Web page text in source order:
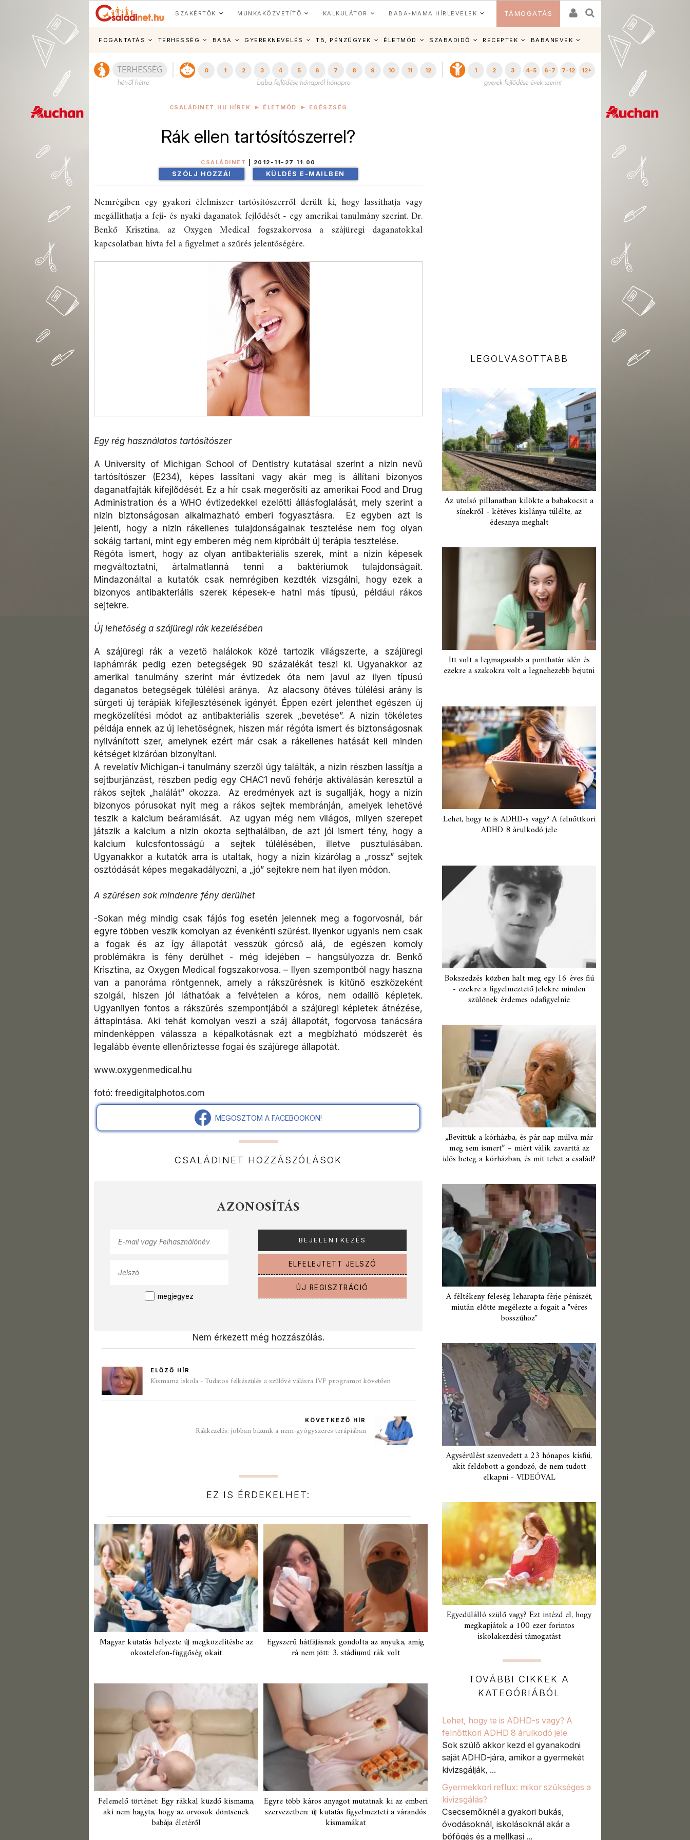
SZAKÉRTŐK MUNKAKÖZVETÍTŐ KALKULÁTOR BABA-MAMA HÍRLEVELEK TÁMOGATÁS
FOGANTATÁS TERHESSÉG BABA GYEREKNEVELÉS TB, PÉNZÜGYEK ÉLETMÓD SZABADIDŐ RECEPTEK BABANEVEK
0 1 2 3 4 5 6 7 8 9 10 11 12 1 2 3 4-5 6-7 7-12 12+
CSALÁDINET.HU HÍREK ÉLETMÓD EGÉSZSÉG
Rák ellen tartósítószerrel?
CSALÁDINET 2012-11-27 11:00
SZÓLJ HOZZÁ! KÜLDÉS E-MAILBEN
Nemrégiben egy gyakori élelmiszer tartósítószerről derült ki, hogy lassíthatja vagy
megállíthatja a feji- és nyaki daganatok fejlődését - egy amerikai tanulmány szerint. Dr.
Benkő Krisztina, az Oxygen Medical fogszakorvosa a szájüregi daganatokkal
kapcsolatban hívta fel a figyelmet a szűrés jelentőségére.
Egy rég használatos tartósítószer
A University of Michigan School of Dentistry kutatásai szerint a nizin nevű
tartósítószer (E234), képes lassítani vagy akár meg is állítani bizonyos
daganatfajták kifejlődését. Ez a hír csak megerősíti az amerikai Food and Drug
Administration és a WHO évtizedekkel ezelőtti állásfoglalását, mely szerint a
nizin biztonságosan alkalmazható emberi fogyasztásra. Ez egyben azt is
jelenti, hogy a nizin rákellenes tulajdonságainak tesztelése nem fog olyan
sokáig tartani, mint egy emberen még nem kipróbált új terápia tesztelése.
Régóta ismert, hogy az olyan antibakteriális szerek, mint a nizin képesek
megváltoztatni, ártalmatlanná tenni a baktériumok tulajdonságait.
Mindazonáltal a kutatók csak nemrégiben kezdték vizsgálni, hogy ezek a
bizonyos antibakteriális szerek képesek-e hatni más típusú, például rákos
sejtekre.
Új lehetőség a szájüregi rák kezelésében
A szájüregi rák a vezető halálokok közé tartozik világszerte, a szájüregi
laphámrák pedig ezen betegségek 90 százalékát teszi ki. Ugyanakkor az
amerikai tanulmány szerint már évtizedek óta nem javul az ilyen típusú
daganatos betegségek túlélési aránya. Az alacsony ötéves túlélési arány is
sürgeti új terápiák kifejlesztésének igényét. Éppen ezért jelenthet egészen új
megközelítési módot az antibakteriális szerek „bevetése”. A nizin tökéletes
példája ennek az új lehetőségnek, hiszen már régóta ismert és biztonságosnak
nyilvánított szer, amelynek ezért már csak a rákellenes hatását kell minden
kétséget kizáróan bizonyítani.
A revelatív Michigan-i tanulmány szerzői úgy találták, a nizin részben lassítja a
sejtburjánzást, részben pedig egy CHAC1 nevű fehérje aktiválásán keresztül a
rákos sejtek „halálát” okozza. Az eredmények azt is sugallják, hogy a nizin
bizonyos pórusokat nyit meg a rákos sejtek membránján, amelyek lehetővé
teszik a kalcium beáramlását. Az ugyan még nem világos, milyen szerepet
játszik a kalcium a nizin okozta sejthalálban, de azt jól ismert tény, hogy a
kalcium kulcsfontosságú a sejtek túlélésében, illetve pusztulásában.
Ugyanakkor a kutatók arra is utaltak, hogy a nizin kizárólag a „rossz” sejtek
osztódását képes megakadályozni, a „jó” sejtekre nem hat ilyen módon.
A szűrésen sok mindenre fény derülhet
-Sokan még mindig csak fájós fog esetén jelennek meg a fogorvosnál, bár
egyre többen veszik komolyan az évenkénti szűrést. Ilyenkor ugyanis nem csak
a fogak és az így állapotát vesszük górcső alá, de egészen komoly
problémákra is fény derülhet - még idejében – hangsúlyozza dr. Benkő
Krisztina, az Oxygen Medical fogszakorvosa. – Ilyen szempontból nagy haszna
van a panoráma röntgennek, amely a rákszűrésnek is kitűnő eszközeként
szolgál, hiszen jól láthatóak a felvételen a kóros, nem odaillő képletek.
Ugyanilyen fontos a rákszűrés szempontjából a szájüregi képletek átnézése,
áttapintása. Aki tehát komolyan veszi a száj állapotát, fogorvosa tanácsára
mindenképpen válassza a képalkotásnak ezt a megbízható módszerét és
legalább évente ellenőriztesse fogai és szájürege állapotát.
www.oxygenmedical.hu
fotó: freedigitalphotos.com
MEGOSZTOM A FACEBOOKON!
CSALÁDINET HOZZÁSZÓLÁSOK
AZONOSÍTÁS
megjegyez
ELFELEJTETT JELSZÓ
ÚJ REGISZTRÁCIÓ
Nem érkezett még hozzászólás.
ELŐZŐ HÍR
Kismama iskola - Tudatos felkészülés a szülővé válásra IVF programot követően
KÖVETKEZŐ HÍR
Rákkezelés: jobban bízunk a nem-gyógyszeres terápiában
EZ IS ÉRDEKELHET:
Magyar kutatás helyezte új megközelítésbe az
okostelefon-függőség okait
Egyszerű hátfájásnak gondolta az anyuka, amíg
rá nem jött: 3. stádiumú rák volt
Felemelő történet: Egy rákkal küzdő kismama,
aki nem hagyta, hogy az orvosok döntsenek
babája életéről
Egyre több káros anyagot mutatnak ki az emberi
szervezetben: új kutatás figyelmezteti a várandós
kismamákat
LEGOLVASOTTABB
Az utolsó pillanatban kilökte a babakocsit a
sínekről - kétéves kislánya túlélte, az
édesanya meghalt
Itt volt a legmagasabb a ponthatár idén és
ezekre a szakokra volt a legnehezebb bejutni
Lehet, hogy te is ADHD-s vagy? A felnőttkori
ADHD 8 árulkodó jele
Bokszedzés közben halt meg egy 16 éves fiú
- ezekre a figyelmeztető jelekre minden
szülőnek érdemes odafigyelnie
„Bevittük a kórházba, és pár nap múlva már
meg sem ismert” – miért válik zavarttá az
idős beteg a kórházban, és mit tehet a család?
A féltékeny feleség leharapta férje péniszét,
miután előtte megélezte a fogait a "véres
bosszúhoz"
Agysérülést szenvedett a 23 hónapos kisfiú,
akit feldobott a gondozó, de nem tudott
elkapni - VIDEÓVAL
Egyedülálló szülő vagy? Ezt intézd el, hogy
megkapjátok a 100 ezer forintos
iskolakezdési támogatást
TOVÁBBI CIKKEK A
KATEGÓRIÁBÓL
Lehet, hogy te is ADHD-s vagy? A
felnőttkori ADHD 8 árulkodó jele
Sok szülő akkor kezd el gyanakodni
saját ADHD-jára, amikor a gyermekét
kivizsgálják, ...
Gyermekkori reflux: mikor szükséges a
kivizsgálás?
Csecsemőknél a gyakori bukás,
óvodásoknál, iskolásoknál akár a
böfögés és a mellkasi ...